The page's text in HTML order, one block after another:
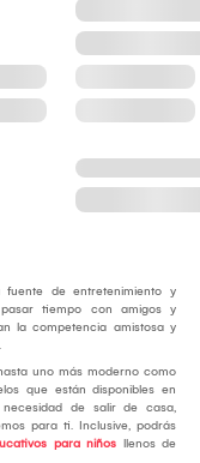
de entretenimiento y
tiempo con amigos y
la competencia amistosa y
uno más moderno como
que están disponibles en
de salir de casa,
para ti. Inclusive, podrás
para niños llenos de